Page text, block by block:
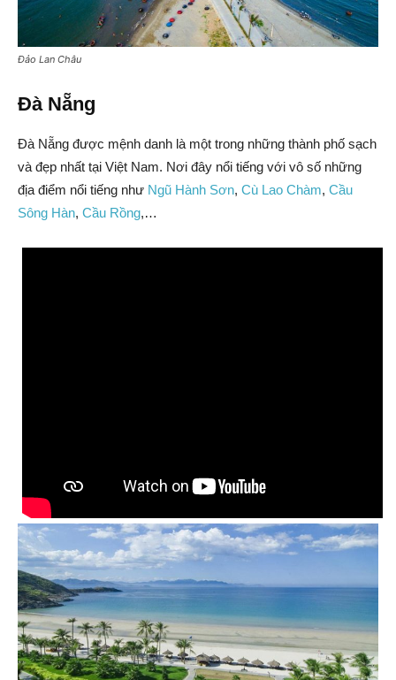
Đảo Lan Châu
Đà Nẵng
Đà Nẵng được mệnh danh là một trong những thành phố sạch
và đẹp nhất tại Việt Nam. Nơi đây nổi tiếng với vô số những
địa điểm nổi tiếng như Ngũ Hành Sơn, Cù Lao Chàm, Cầu
Sông Hàn, Cầu Rồng,…